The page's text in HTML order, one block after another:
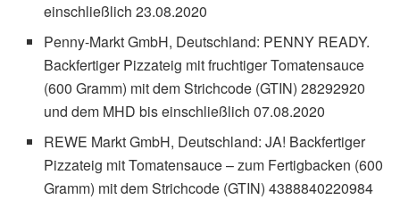
einschließlich 23.08.2020
Penny-Markt GmbH, Deutschland: PENNY READY.
Backfertiger Pizzateig mit fruchtiger Tomatensauce
(600 Gramm) mit dem Strichcode (GTIN) 28292920
und dem MHD bis einschließlich 07.08.2020
REWE Markt GmbH, Deutschland: JA! Backfertiger
Pizzateig mit Tomatensauce – zum Fertigbacken (600
Gramm) mit dem Strichcode (GTIN) 4388840220984